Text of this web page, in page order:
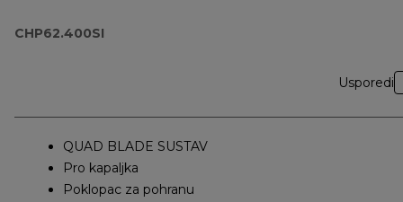
CHP62.400SI
Usporedi
QUAD BLADE SUSTAV
Pro kapaljka
Poklopac za pohranu